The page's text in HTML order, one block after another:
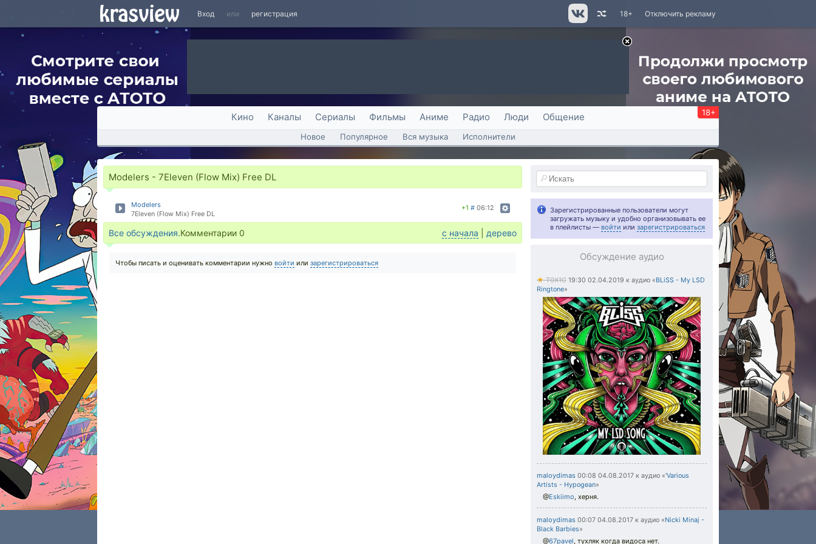
Вход или регистрация Отключить рекламу
18+
Кино Каналы Сериалы Фильмы Аниме Радио Люди Общение 18+
Новое Популярное Вся музыка Исполнители
Modelers - 7Eleven (Flow Mix) Free DL
Modelers
7Eleven (Flow Mix) Free DL
+1 # 06:12
Все обсуждения.Комментарии 0 с начала дерево
Чтобы писать и оценивать комментарии нужно войти или зарегистрироваться
Зарегистрированные пользователи могут
загружать музыку и удобно организовывать ее
в плейлисты — войти или зарегистрироваться
Обсуждение аудио
★T0X1C 19:30 02.04.2019 к аудио «BLiSS - My LSD
Ringtone»
maloydimas 00:08 04.08.2017 к аудио «'Various
Artists - Hypogean»
@Eskiimo, херня.
maloydimas 00:07 04.08.2017 к аудио «Nicki Minaj -
Black Barbies»
@67pavel, тухляк когда видоса нет.